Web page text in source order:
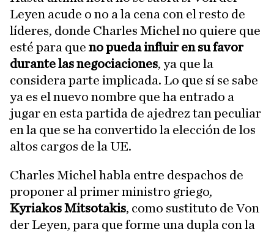
Leyen acude o no a la cena con el resto de
líderes, donde Charles Michel no quiere que
esté para que no pueda influir en su favor
durante las negociaciones, ya que la
considera parte implicada. Lo que sí se sabe
ya es el nuevo nombre que ha entrado a
jugar en esta partida de ajedrez tan peculiar
en la que se ha convertido la elección de los
altos cargos de la UE.
Charles Michel habla entre despachos de
proponer al primer ministro griego,
Kyriakos Mitsotakis, como sustituto de Von
der Leyen, para que forme una dupla con la